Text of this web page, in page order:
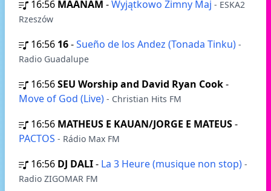
16:56 MAANAM -Wyjątkowo Zimny Maj - ESKA2
Rzeszów
16:56 16-Sueño de los Andez (Tonada Tinku) -
Radio Guadalupe
16:56SEU Worship and David Ryan Cook-
Move of God (Live) - Christian Hits FM
16:56 MATHEUS E KAUAN/JORGE E MATEUS-
PACTOS - Rádio Max FM
16:56 DJ DALI- La 3 Heure (musique non stop) -
Radio ZIGOMAR FM